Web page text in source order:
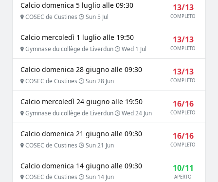
Calcio domenica 5 luglio alle 09:30
COSEC de Custines Sun 5 Jul
13/13
COMPLETO
Calcio mercoledì 1 luglio alle 19:50
Gymnase du collège de Liverdun Wed 1 Jul
13/13
COMPLETO
Calcio domenica 28 giugno alle 09:30
COSEC de Custines Sun 28 Jun
13/13
COMPLETO
Calcio mercoledì 24 giugno alle 19:50
Gymnase du collège de Liverdun Wed 24 Jun
16/16
COMPLETO
Calcio domenica 21 giugno alle 09:30
COSEC de Custines Sun 21 Jun
16/16
COMPLETO
Calcio domenica 14 giugno alle 09:30
COSEC de Custines Sun 14 Jun
10/11
APERTO